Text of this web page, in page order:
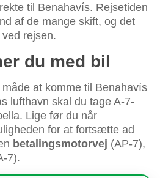
til Benahavís. Rejsetiden
af de mange skift, og det
rejsen.
du med bil
at komme til Benahavís
lufthavn skal du tage A-7-
Lige før du når
for at fortsætte ad
betalingsmotorvej (AP-7),
7).